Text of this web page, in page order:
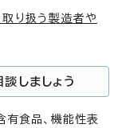
り扱う製造者や
しましょう
食品、機能性表